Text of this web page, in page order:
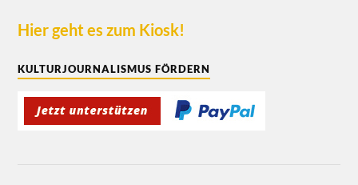
Hier geht es zum Kiosk!
KULTURJOURNALISMUS FÖRDERN